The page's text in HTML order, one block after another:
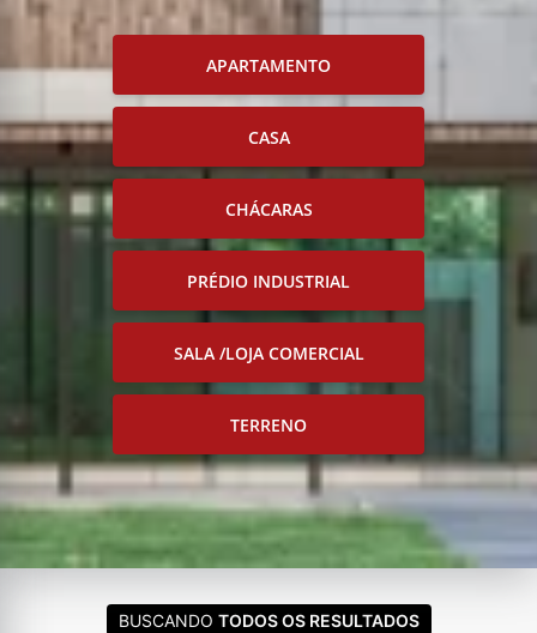
APARTAMENTO
CASA
CHÁCARAS
PRÉDIO INDUSTRIAL
SALA /LOJA COMERCIAL
TERRENO
BUSCANDO TODOS OS RESULTADOS